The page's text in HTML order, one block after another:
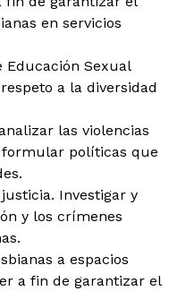
en servicios
Sexual
a la diversidad
las violencias
políticas que
Investigar y
y los crímenes
a espacios
a fin de garantizar el